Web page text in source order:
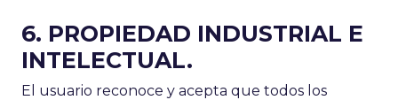
6. PROPIEDAD INDUSTRIAL E
INTELECTUAL.
El usuario reconoce y acepta que todos los